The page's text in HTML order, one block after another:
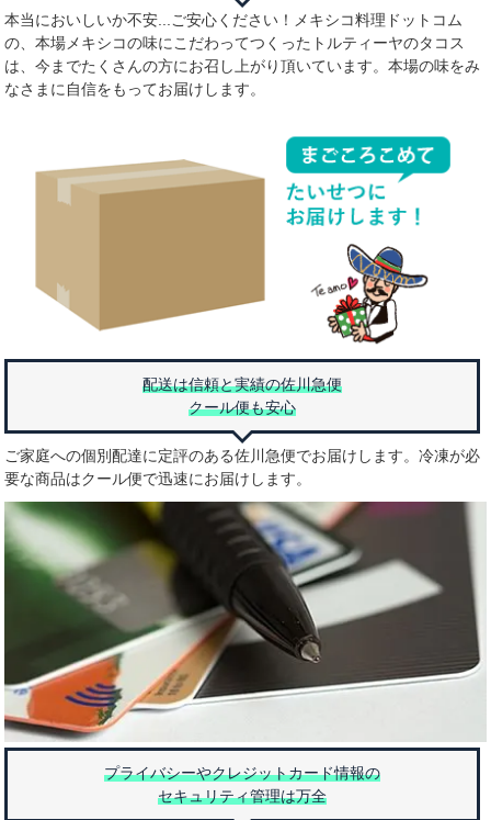
本当においしいか不安...ご安心ください！メキシコ料理ドットコム
の、本場メキシコの味にこだわってつくったトルティーヤのタコス
は、今までたくさんの方にお召し上がり頂いています。本場の味をみ
なさまに自信をもってお届けします。
配送は信頼と実績の佐川急便
クール便も安心
ご家庭への個別配達に定評のある佐川急便でお届けします。冷凍が必
要な商品はクール便で迅速にお届けします。
プライバシーやクレジットカード情報の
セキュリティ管理は万全